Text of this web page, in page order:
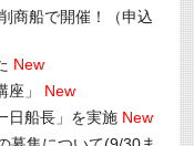
商船で開催！（申込
New
」
New
日船長」を実施 New